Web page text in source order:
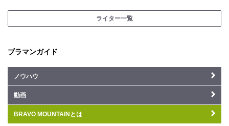
ライター一覧
ブラマンガイド
ノウハウ
動画
BRAVO MOUNTAINとは